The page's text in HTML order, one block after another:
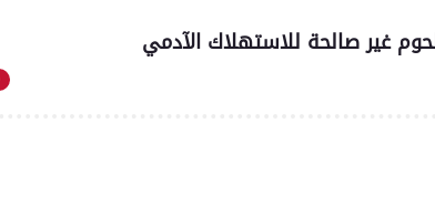
غير صالحة للاستهلاك الآدمي